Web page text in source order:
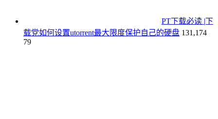
PT下载必读 |下
载党如何设置utorrent最大限度保护自己的硬盘 131,174
79